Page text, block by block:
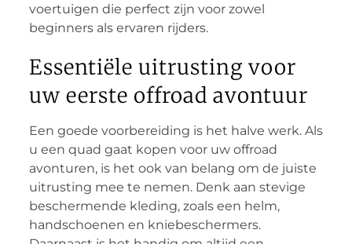
voertuigen die perfect zijn voor zowel
beginners als ervaren rijders.
Essentiële uitrusting voor
uw eerste offroad avontuur
Een goede voorbereiding is het halve werk. Als
u een quad gaat kopen voor uw offroad
avonturen, is het ook van belang om de juiste
uitrusting mee te nemen. Denk aan stevige
beschermende kleding, zoals een helm,
handschoenen en kniebeschermers.